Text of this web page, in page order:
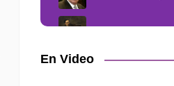
En Video